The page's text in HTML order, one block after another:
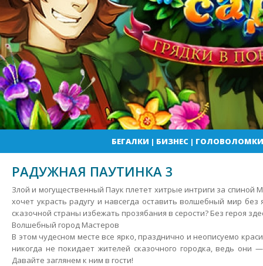
БЕГАЛКИ | БИЗНЕС| ГОЛОВОЛОМКИ
РАДУЖНАЯ ПАУТИНКА 3
Злой и могущественный Паук плетет хитрые интриги за спиной
хочет украсть радугу и навсегда оставить волшебный мир без
сказочной страны избежать прозябания в серости? Без героя
Волшебный город Мастеров
В этом чудесном месте все ярко, празднично и неописуемо
никогда не покидает жителей сказочного городка, ведь
Давайте заглянем к ним в гости!